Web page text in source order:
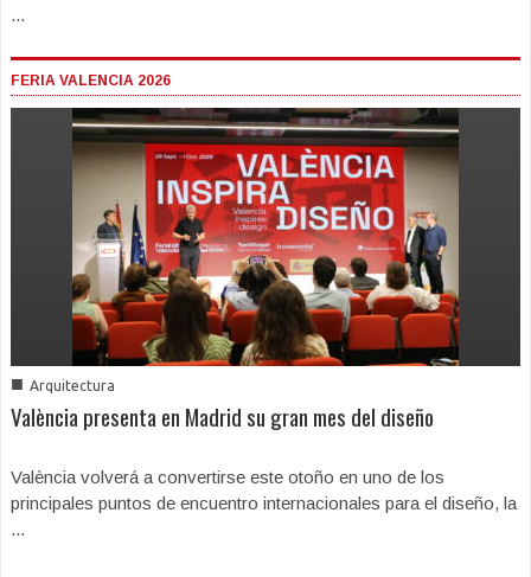
...
FERIA VALENCIA 2026
■ Arquitectura
València presenta en Madrid su gran mes del diseño
València volverá a convertirse este otoño en uno de los
principales puntos de encuentro internacionales para el diseño, la
...